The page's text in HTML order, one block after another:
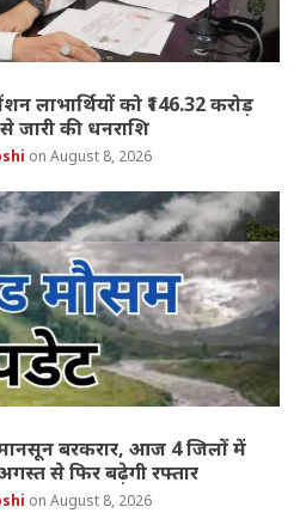
को ₹146.32 करोड़
जारी की धनराशि
August 8, 2026
बरकरार, आज 4 जिलों में
से फिर बढ़ेगी रफ्तार
August 8, 2026